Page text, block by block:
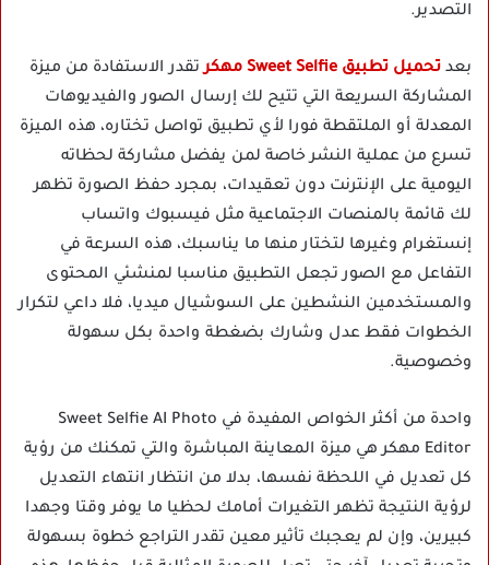
التصدير.
بعد تحميل تطبيق Sweet Selfie مهكر
تقدر الاستفادة من ميزة
المشاركة السريعة التي تتيح لك إرسال الصور والفيديوهات
المعدلة أو الملتقطة فورا لأي تطبيق تواصل تختاره، هذه الميزة
تسرع من عملية النشر خاصة لمن يفضل مشاركة لحظاته
اليومية على الإنترنت دون تعقيدات، بمجرد حفظ الصورة تظهر
لك قائمة بالمنصات الاجتماعية مثل فيسبوك واتساب
إنستغرام وغيرها لتختار منها ما يناسبك، هذه السرعة في
التفاعل مع الصور تجعل التطبيق مناسبا لمنشئي المحتوى
والمستخدمين النشطين على السوشيال ميديا، فلا داعي لتكرار
الخطوات فقط عدل وشارك بضغطة واحدة بكل سهولة
وخصوصية.
واحدة من أكثر الخواص المفيدة في Sweet Selfie AI Photo
Editor مهكر هي ميزة المعاينة المباشرة والتي تمكنك من رؤية
كل تعديل في اللحظة نفسها، بدلا من انتظار انتهاء التعديل
لرؤية النتيجة تظهر التغيرات أمامك لحظيا ما يوفر وقتا وجهدا
كبيرين، وإن لم يعجبك تأثير معين تقدر التراجع خطوة بسهولة